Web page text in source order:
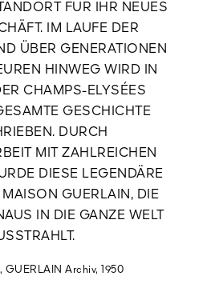
FÜR IHR NEUES
IM LAUFE DER
ÜBER GENERATIONEN
HINWEG WIRD IN
CHAMPS-ELYSÉES
GESCHICHTE
DURCH
MIT ZAHLREICHEN
DIESE LEGENDÄRE
GUERLAIN, DIE
IN DIE GANZE WELT
GUERLAIN Archiv, 1950